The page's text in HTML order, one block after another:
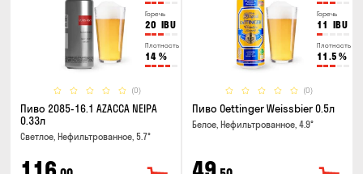
Горечь
20 IBU
Плотность
14 %
(0)
Пиво 2085-16.1 AZACCA NEIPA
0.33л
Светлое, Нефильтрованное, 5.7°
Горечь
11 IBU
Плотность
11.5 %
(0)
Пиво Oettinger Weissbier 0.5л
Белое, Нефильтрованное, 4.9°